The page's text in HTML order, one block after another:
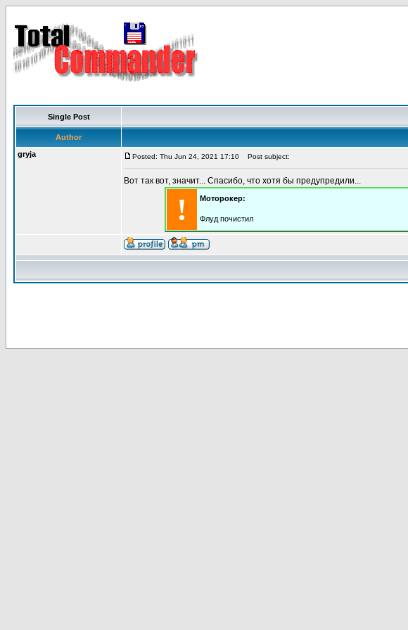
Single Post
Author
gryja
Posted: Thu Jun 24, 2021 17:10 Post subject:
Вот так вот, значит... Спасибо, что хотя бы предупредили...
! Моторокер:
Флуд почистил